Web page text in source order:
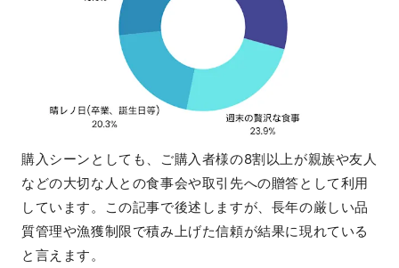
購入シーンとしても、ご購入者様の8割以上が親族や友人
などの大切な人との食事会や取引先への贈答として利用
しています。この記事で後述しますが、長年の厳しい品
質管理や漁獲制限で積み上げた信頼が結果に現れている
と言えます。